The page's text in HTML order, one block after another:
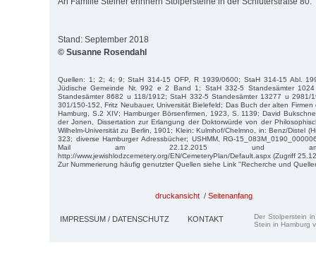
Stand: September 2018
© Susanne Rosendahl
Quellen: 1; 2; 4; 9; StaH 314-15 OFP, R 1939/0600; StaH 314-15 Abl.
Jüdische Gemeinde Nr. 992 e 2 Band 1; StaH 332-5 Standesämter
Standesämter 8682 u 118/1912; StaH 332-5 Standesämter 13277 u 2981/
301/150-152, Fritz Neubauer, Universität Bielefeld; Das Buch der alten
Hamburg, S.2 XIV; Hamburger Börsenfirmen, 1923, S. 1139; David
der Jonen, Dissertation zur Erlangung der Doktorwürde von der
Wilhelm-Universität zu Berlin, 1901; Klein: Kulmhof/Chelmno, in: Benz/Distel
323; diverse Hamburger Adressbücher; USHMM, RG-
Mail am 22.12.2015 und am
http://www.jewishlodzcemetery.org/EN/CemeteryPlan/Default.aspx (Zugriff
Zur Nummerierung häufig genutzter Quellen siehe Link "Recherche und
druckansicht / Seitenanfang
IMPRESSUM / DATENSCHUTZ KONTAKT
Der Stolperstein
Stein in Hamburg